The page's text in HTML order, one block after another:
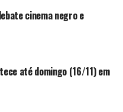
cinema negro e
até domingo (16/11) em